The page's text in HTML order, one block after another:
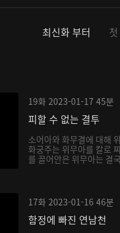
최신화 부터
19화 2023-01-17 45분
피할 수 없는 결투
소어아와 화무결에 대해
화궁주는 위무아를 칼로
를 끌어안은 위무아는 결
17화 2023-01-16 46분
함정에 빠진 연남천